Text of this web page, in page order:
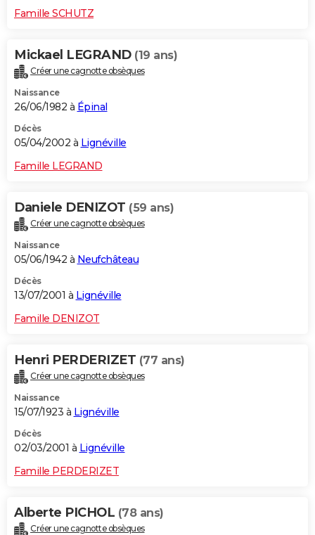
Famille SCHUTZ
Mickael LEGRAND (19 ans)
Créer une cagnotte obsèques
Naissance
26/06/1982 à Épinal
Décès
05/04/2002 à Lignéville
Famille LEGRAND
Daniele DENIZOT (59 ans)
Créer une cagnotte obsèques
Naissance
05/06/1942 à Neufchâteau
Décès
13/07/2001 à Lignéville
Famille DENIZOT
Henri PERDERIZET (77 ans)
Créer une cagnotte obsèques
Naissance
15/07/1923 à Lignéville
Décès
02/03/2001 à Lignéville
Famille PERDERIZET
Alberte PICHOL (78 ans)
Créer une cagnotte obsèques